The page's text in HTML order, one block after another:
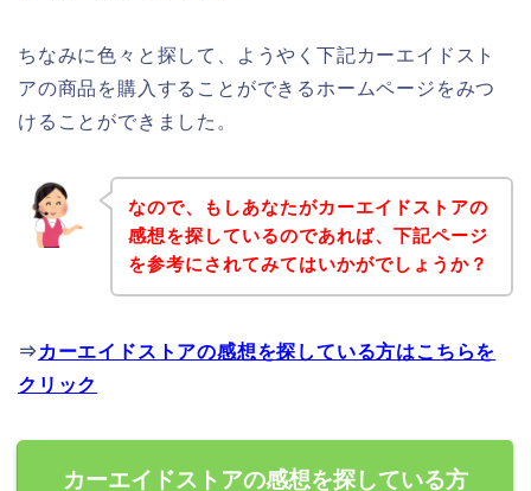
ちなみに色々と探して、ようやく下記カーエイドスト
アの商品を購入することができるホームページをみつ
けることができました。
なので、もしあなたがカーエイドストアの
感想を探しているのであれば、下記ページ
を参考にされてみてはいかがでしょうか？
⇒ カーエイドストアの感想を探している方はこちらを
クリック
カーエイドストアの感想を探している方